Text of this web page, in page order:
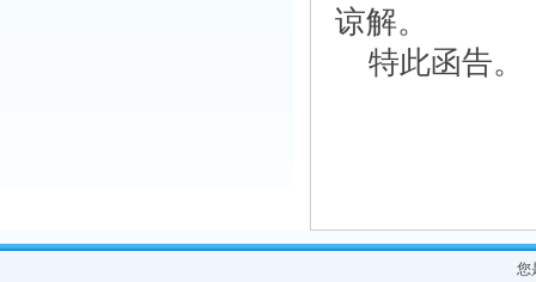
谅解。
特此函告。
您